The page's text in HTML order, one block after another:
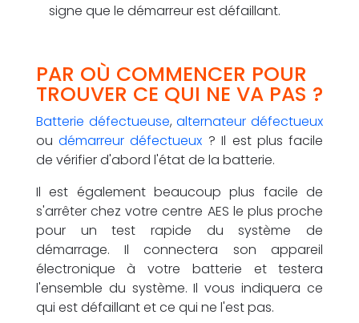
signe que le démarreur est défaillant.
PAR OÙ COMMENCER POUR
TROUVER CE QUI NE VA PAS ?
Batterie défectueuse,alternateur défectueux
oudémarreur défectueux ? Il est plus facile
de vérifier d'abord l'état de la batterie.
Il est également beaucoup plus facile de
s'arrêter chez votre centre AES le plus proche
pour un test rapide du système de
démarrage. Il connectera son appareil
électronique à votre batterie et testera
l'ensemble du système. Il vous indiquera ce
qui est défaillant et ce qui ne l'est pas.